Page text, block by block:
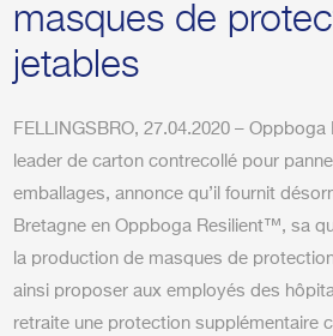
masques de
jetables
FELLINGSBRO, 27.04.2020 –
leader de carton contrecollé pour
emballages, annonce qu’il fournit
Bretagne en Oppboga Resilient™, sa
la production de masques de
ainsi proposer aux employés des
retraite une protection supplémentaire